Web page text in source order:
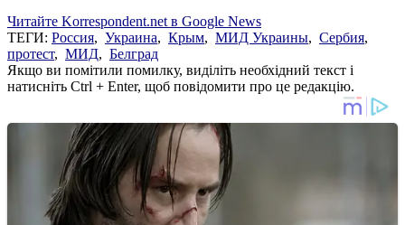
Читайте Korrespondent.net в Google News
ТЕГИ: Россия, Украина, Крым, МИД Украины, Сербия,
протест, МИД, Белград
Якщо ви помітили помилку, виділіть необхідний текст і
натисніть Ctrl + Enter, щоб повідомити про це редакцію.